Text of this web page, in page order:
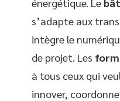
s’adapte aux
intègre le
de projet. Les
à tous ceux qui
innover,